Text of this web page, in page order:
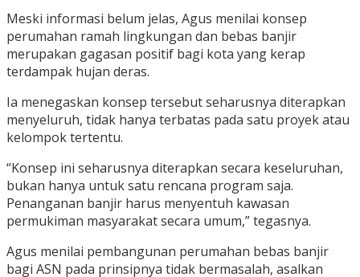
Meski informasi belum jelas, Agus menilai konsep
perumahan ramah lingkungan dan bebas banjir
merupakan gagasan positif bagi kota yang kerap
terdampak hujan deras.
Ia menegaskan konsep tersebut seharusnya diterapkan
menyeluruh, tidak hanya terbatas pada satu proyek atau
kelompok tertentu.
“Konsep ini seharusnya diterapkan secara keseluruhan,
bukan hanya untuk satu rencana program saja.
Penanganan banjir harus menyentuh kawasan
permukiman masyarakat secara umum,” tegasnya.
Agus menilai pembangunan perumahan bebas banjir
bagi ASN pada prinsipnya tidak bermasalah, asalkan